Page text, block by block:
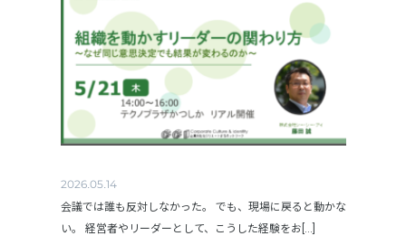
2026.05.14
会議では誰も反対しなかった。 でも、現場に戻ると動かな
い。 経営者やリーダーとして、こうした経験をお[...]